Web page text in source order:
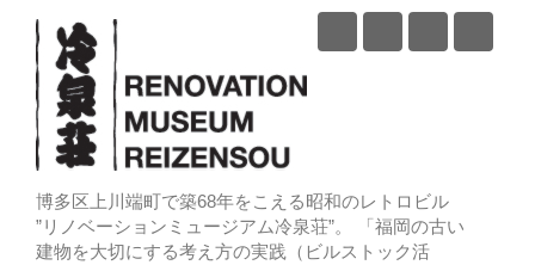
博多区上川端町で築68年をこえる昭和のレトロビル
”リノベーションミュージアム冷泉荘”。 「福岡の古い
建物を大切にする考え方の実践（ビルストック活